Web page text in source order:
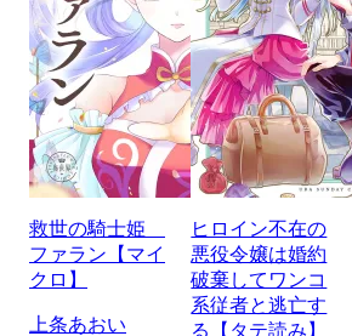
救世の騎士姫
ファラン【マイ
クロ】
上条あおい
ヒロイン不在の
悪役令嬢は婚約
破棄してワンコ
系従者と逃亡す
る【タテ読み】